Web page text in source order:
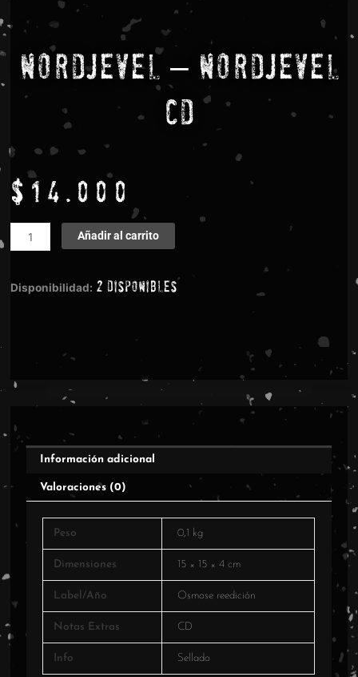
Nordjevel – Nordjevel
CD
$ 14.000
Nordjevel
-
CD
Añadir al carrito
Disponibilidad: 2 disponibles
Información adicional
Valoraciones (0)
Peso 0,1 kg
Dimensiones 15 × 15 × 4 cm
Label/Año Osmose reedición
Notas Extras CD
Info Sellado